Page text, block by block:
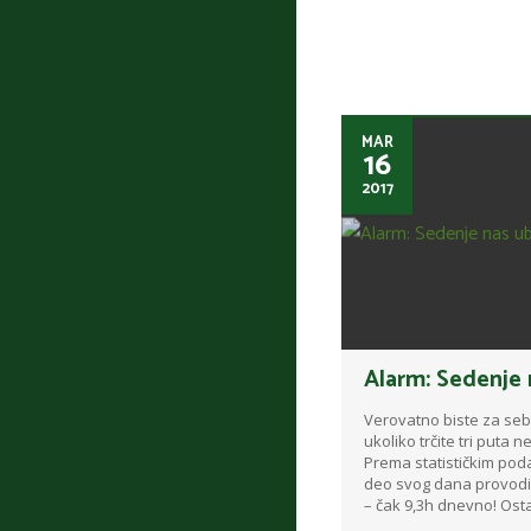
MAR
16
2017
Alarm: Sedenje
Verovatno biste za
ukoliko trčite tri puta
Prema statističkim
deo svog dana
– čak 9,3h dnevno!